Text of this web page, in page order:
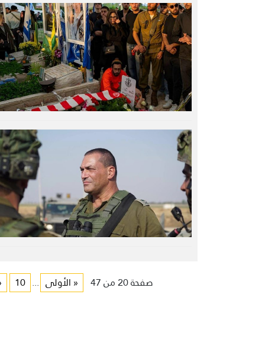
صفحة 20 من 47 « الأولى ...
10